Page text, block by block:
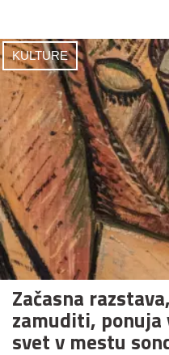
KULTURE
Začasna
zamuditi, ponuja
svet v mestu